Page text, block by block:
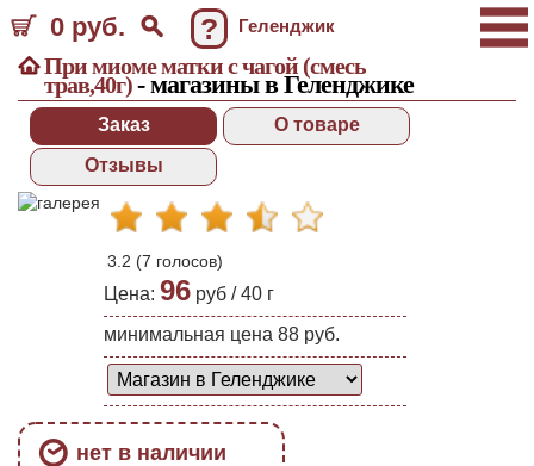
0 руб. ? Геленджик
При миоме матки с чагой (смесь
трав,40г)- магазины в Геленджике
Заказ
О товаре
Отзывы
3.2 (7 голосов)
Цена: 96 руб /40 г
минимальная цена 88 руб.
нет в наличии